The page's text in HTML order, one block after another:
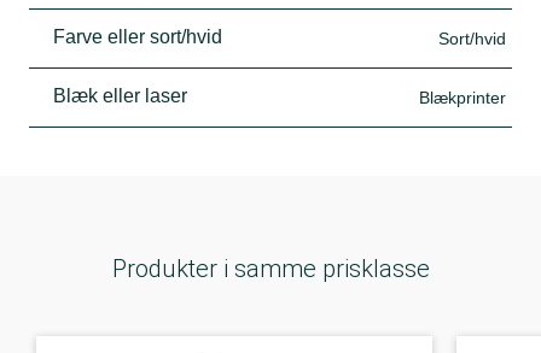
Farve eller sort/hvid Sort/hvid
Blæk eller laser Blækprinter
Produkter i samme prisklasse